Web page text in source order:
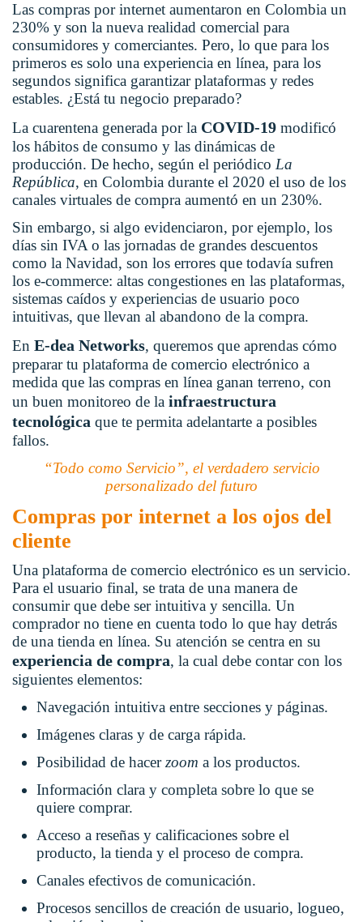
Las compras por internet aumentaron en Colombia un
230% y son la nueva realidad comercial para
consumidores y comerciantes. Pero, lo que para los
primeros es solo una experiencia en línea, para los
segundos significa garantizar plataformas y redes
estables. ¿Está tu negocio preparado?
La cuarentena generada por la COVID-19 modificó
los hábitos de consumo y las dinámicas de
producción. De hecho, según el periódico La
República, en Colombia durante el 2020 el uso de los
canales virtuales de compra aumentó en un 230%.
Sin embargo, si algo evidenciaron, por ejemplo, los
días sin IVA o las jornadas de grandes descuentos
como la Navidad, son los errores que todavía sufren
los e-commerce: altas congestiones en las plataformas,
sistemas caídos y experiencias de usuario poco
intuitivas, que llevan al abandono de la compra.
En E-dea Networks, queremos que aprendas cómo
preparar tu plataforma de comercio electrónico a
medida que las compras en línea ganan terreno, con
un buen monitoreo de la infraestructura
tecnológica que te permita adelantarte a posibles
fallos.
“Todo como Servicio”, el verdadero servicio
personalizado del futuro
Compras por internet a los ojos del
cliente
Una plataforma de comercio electrónico es un servicio.
Para el usuario final, se trata de una manera de
consumir que debe ser intuitiva y sencilla. Un
comprador no tiene en cuenta todo lo que hay detrás
de una tienda en línea. Su atención se centra en su
experiencia de compra, la cual debe contar con los
siguientes elementos:
Navegación intuitiva entre secciones y páginas.
Imágenes claras y de carga rápida.
Posibilidad de hacerzoom a los productos.
Información clara y completa sobre lo que se
quiere comprar.
Acceso a reseñas y calificaciones sobre el
producto, la tienda y el proceso de compra.
Canales efectivos de comunicación.
Procesos sencillos de creación de usuario, logueo,